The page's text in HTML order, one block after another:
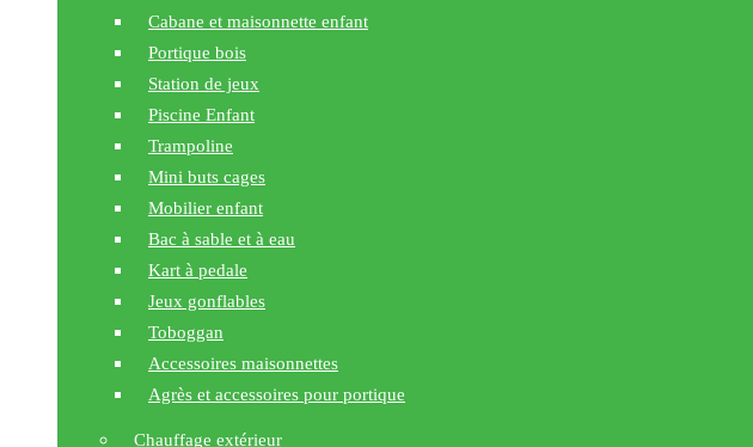
Cabane et maisonnette enfant
Portique bois
Station de jeux
Piscine Enfant
Trampoline
Mini buts cages
Mobilier enfant
Bac à sable et à eau
Kart à pedale
Jeux gonflables
Toboggan
Accessoires maisonnettes
Agrès et accessoires pour portique
Chauffage extérieur